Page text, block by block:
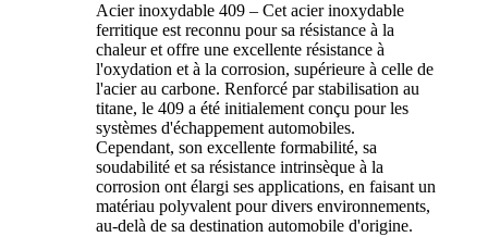
Acier inoxydable 409 – Cet acier inoxydable
ferritique est reconnu pour sa résistance à la
chaleur et offre une excellente résistance à
l'oxydation et à la corrosion, supérieure à celle de
l'acier au carbone. Renforcé par stabilisation au
titane, le 409 a été initialement conçu pour les
systèmes d'échappement automobiles.
Cependant, son excellente formabilité, sa
soudabilité et sa résistance intrinsèque à la
corrosion ont élargi ses applications, en faisant un
matériau polyvalent pour divers environnements,
au-delà de sa destination automobile d'origine.